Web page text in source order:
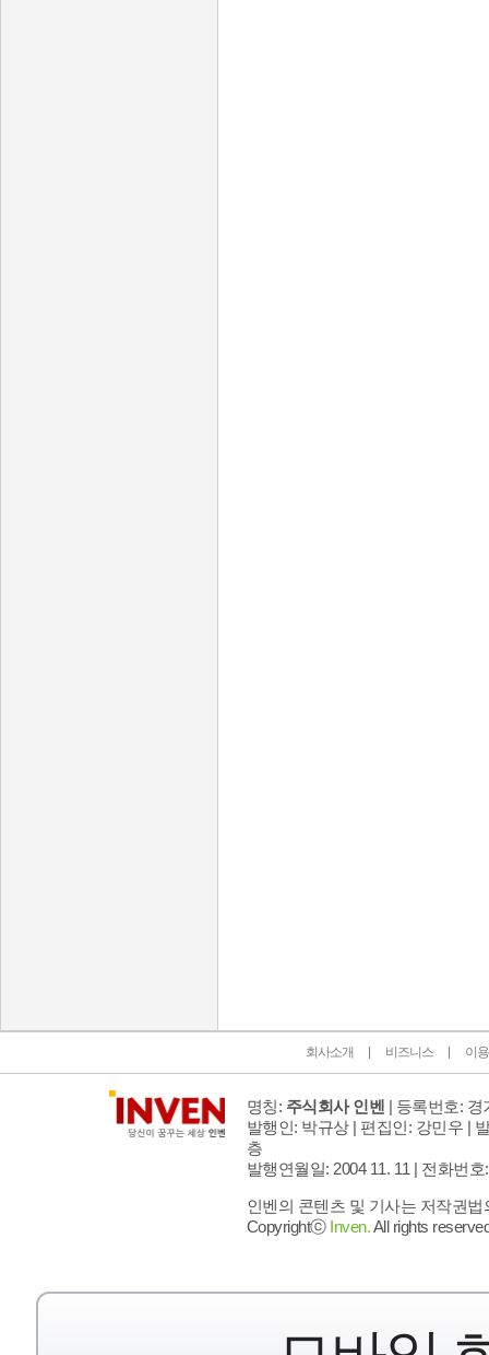
회사소개 비즈니스 이
명칭: 주식회사 인벤 | 등록번호: 경
발행인: 박규상 | 편집인: 강민우 |
층
발행연월일: 2004 11. 11 | 전화번호
인벤의 콘텐츠 및 기사는 저작권
Copyrightⓒ Inven.All rights